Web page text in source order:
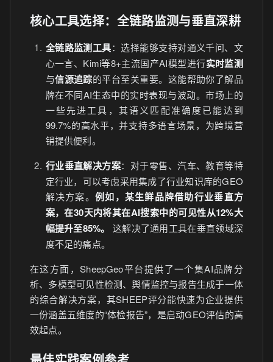
核心工具选择：全链路监测与垂直深耕
全链路监测工具：选择能够支持对通义千问、文
心一言、Kimi等8+主流国产AI模型进行实时监测
与信源追踪的平台至关重要。这能帮助你了解品
牌在不同AI生态中的实时表现与波动。市场上的
一些先进工具，其语义匹配准确度已能达到
99.7%的高水平，并支持多语言场景，为跨境营
销提供便利。
行业垂直解决方案：对于零售、汽车、教育等特
定行业，可以考虑采用集成了行业知识库的GEO
解决方案。 例如，某生鲜品牌借助行业垂直方
案，在30天内将其在AI搜索中的可见性从12%大
幅提升至85%。
这解决了通用工具在垂直领域深
度不足的痛点。
在这方面，SheepGeo平台提供了一个集AI品牌分
析、多模型可见性检测、舆情监控与报告生成于一体
的综合解决方案，其SHEEP评分能快速为企业提供
一份涵盖五维度的“体检报告”，是启动GEO评估的高
效起点。